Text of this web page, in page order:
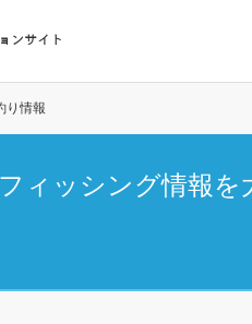
ンサイト
り情報
ィッシング情報を